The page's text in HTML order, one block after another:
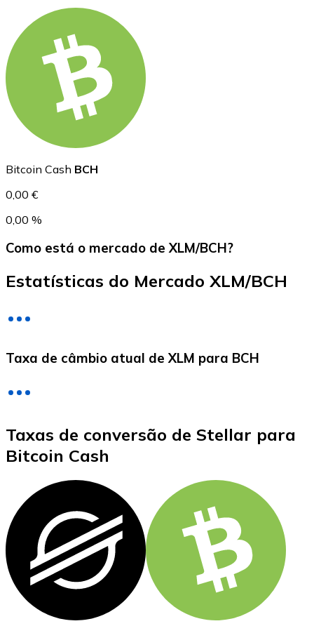
USD Coin
USDC
XRP
XRP
Bitcoin Cash BCH
0,00 €
0,00 %
Como está o mercado de XLM/BCH?
Estatísticas do Mercado XLM/BCH
Taxa de câmbio atual de XLM para BCH
Taxas de conversão de Stellar para
Bitcoin Cash